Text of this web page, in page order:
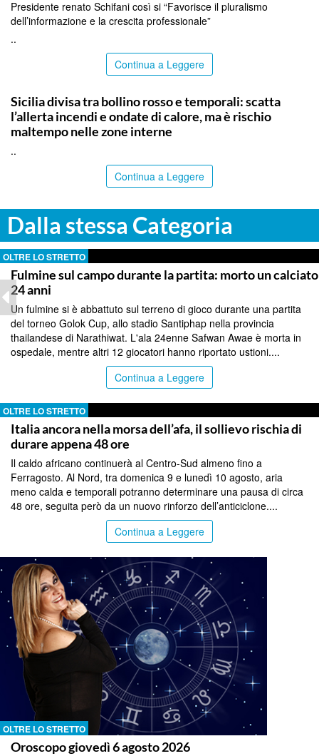
Presidente renato Schifani così si “Favorisce il pluralismo
dell’informazione e la crescita professionale”
..
Continua a Leggere
Sicilia divisa tra bollino rosso e temporali: scatta
l’allerta incendi e ondate di calore, ma è rischio
maltempo nelle zone interne
..
Continua a Leggere
Dalla stessa Categoria
OLTRE LO STRETTO
Fulmine sul campo durante la partita: morto un
24 anni
Un fulmine si è abbattuto sul terreno di gioco durante una partita
del torneo Golok Cup, allo stadio Santiphap nella provincia
thailandese di Narathiwat. L'ala 24enne Safwan Awae è morta in
ospedale, mentre altri 12 giocatori hanno riportato ustioni....
Continua a Leggere
OLTRE LO STRETTO
Italia ancora nella morsa dell’afa, il sollievo rischia di
durare appena 48 ore
Il caldo africano continuerà al Centro-Sud almeno fino a
Ferragosto. Al Nord, tra domenica 9 e lunedì 10 agosto, aria
meno calda e temporali potranno determinare una pausa di circa
48 ore, seguita però da un nuovo rinforzo dell’anticiclone....
Continua a Leggere
OLTRE LO STRETTO
Oroscopo giovedì 6 agosto 2026